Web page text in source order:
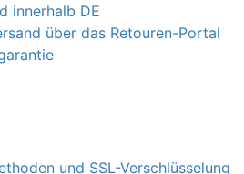
innerhalb DE
über das Retouren-Portal
und SSL-Verschlüsselung